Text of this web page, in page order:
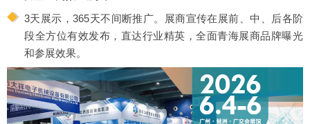
3天展示，365天不间断推广。展商宣传在展前、中、后各阶
段全方位有效发布，直达行业精英，全面青海展商品牌曝光
和参展效果。